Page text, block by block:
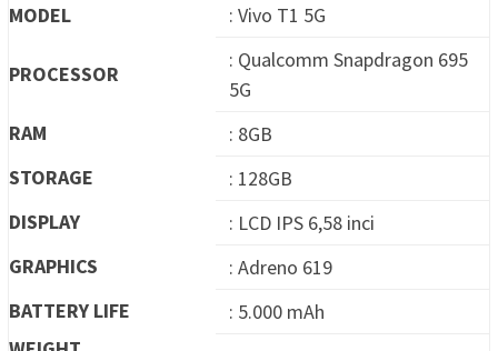
MODEL : Vivo T1 5G
PROCESSOR
: Qualcomm Snapdragon 695
5G
RAM
: 8GB
STORAGE
: 128GB
DISPLAY
: LCD IPS 6,58 inci
GRAPHICS
: Adreno 619
BATTERY LIFE
: 5.000 mAh